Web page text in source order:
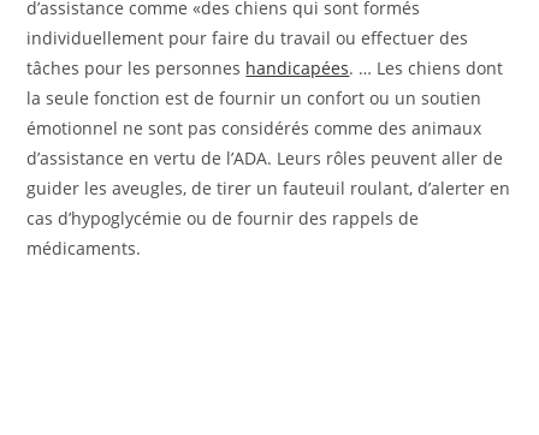
d’assistance comme «des chiens qui sont formés
individuellement pour faire du travail ou effectuer des
tâches pour les personnes handicapées. … Les chiens dont
la seule fonction est de fournir un confort ou un soutien
émotionnel ne sont pas considérés comme des animaux
d’assistance en vertu de l’ADA. Leurs rôles peuvent aller de
guider les aveugles, de tirer un fauteuil roulant, d’alerter en
cas d’hypoglycémie ou de fournir des rappels de
médicaments.